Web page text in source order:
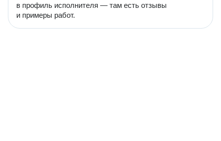
в профиль исполнителя — там есть отзывы
и примеры работ.